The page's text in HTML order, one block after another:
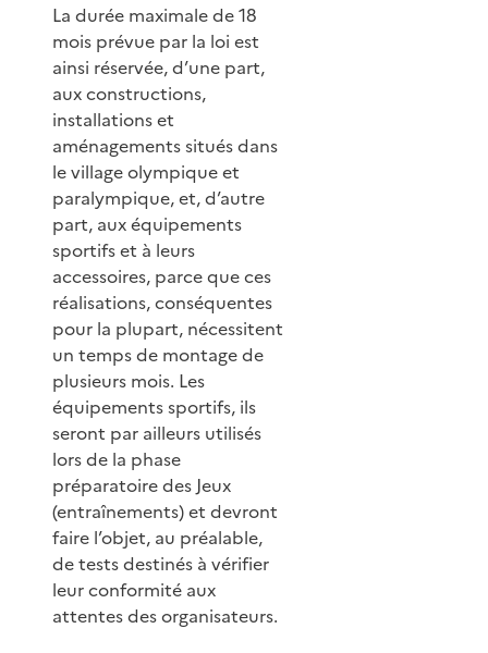
La durée maximale de 18
mois prévue par la loi est
ainsi réservée, d’une part,
aux constructions,
installations et
aménagements situés dans
le village olympique et
paralympique, et, d’autre
part, aux équipements
sportifs et à leurs
accessoires, parce que ces
réalisations, conséquentes
pour la plupart, nécessitent
un temps de montage de
plusieurs mois. Les
équipements sportifs, ils
seront par ailleurs utilisés
lors de la phase
préparatoire des Jeux
(entraînements) et devront
faire l’objet, au préalable,
de tests destinés à vérifier
leur conformité aux
attentes des organisateurs.